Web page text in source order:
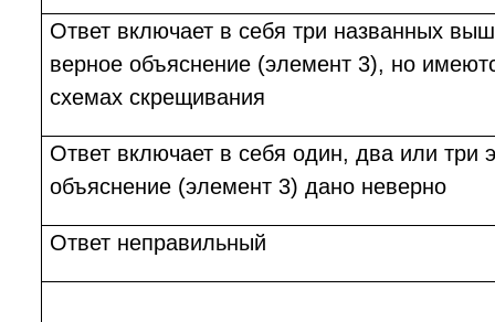
Ответ включает в себя три названных
верное объяснение (элемент 3), но
схемах скрещивания
Ответ включает в себя один, два или три
объяснение (элемент 3) дано неверно
Ответ неправильный